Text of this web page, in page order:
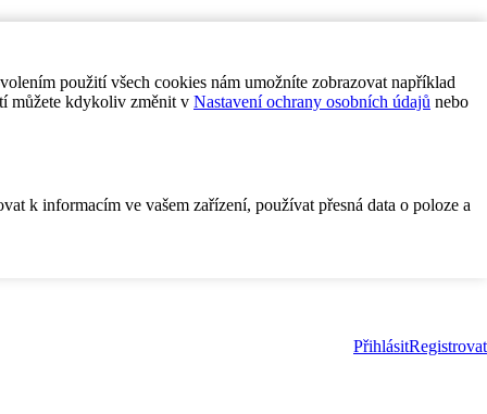
použití všech cookies nám umožníte zobrazovat například
můžete kdykoliv změnit v Nastavení ochrany osobních údajů nebo
k informacím ve vašem zařízení, používat přesná data o poloze a
PřihlásitRegistrovat